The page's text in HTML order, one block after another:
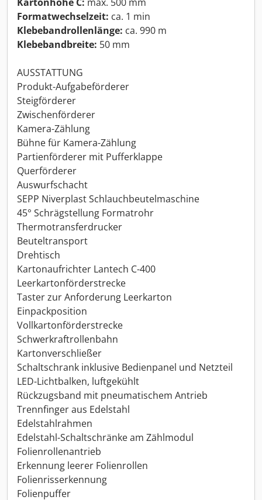
Kartonhöhe C: max. 500 mm
Formatwechselzeit: ca. 1 min
Klebebandrollenlänge: ca. 990 m
Klebebandbreite: 50 mm
AUSSTATTUNG
Produkt-Aufgabeförderer
Steigförderer
Zwischenförderer
Kamera-Zählung
Bühne für Kamera-Zählung
Partienförderer mit Pufferklappe
Querförderer
Auswurfschacht
SEPP Niverplast Schlauchbeutelmaschine
45° Schrägstellung Formatrohr
Thermotransferdrucker
Beuteltransport
Drehtisch
Kartonaufrichter Lantech C-400
Leerkartonförderstrecke
Taster zur Anforderung Leerkarton
Einpackposition
Vollkartonförderstrecke
Schwerkraftrollenbahn
Kartonverschließer
Schaltschrank inklusive Bedienpanel und Netzteil
LED-Lichtbalken, luftgekühlt
Rückzugsband mit pneumatischem Antrieb
Trennfinger aus Edelstahl
Edelstahlrahmen
Edelstahl-Schaltschränke am Zählmodul
Folienrollenantrieb
Erkennung leerer Folienrollen
Folienrisserkennung
Folienpuffer